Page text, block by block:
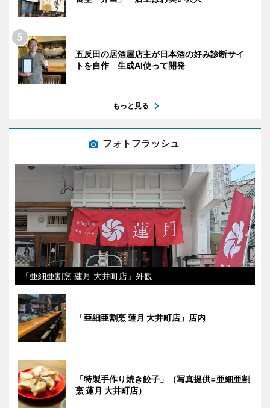
五反田の居酒屋店主が日本酒の好み診断サイ
トを自作 生成AI使って開発
もっと見る
フォトフラッシュ
「亜細亜割烹 蓮月 大井町店」外観
「亜細亜割烹 蓮月 大井町店」店内
「特製手作り焼き餃子」（写真提供=亜細亜割
烹 蓮月 大井町店）